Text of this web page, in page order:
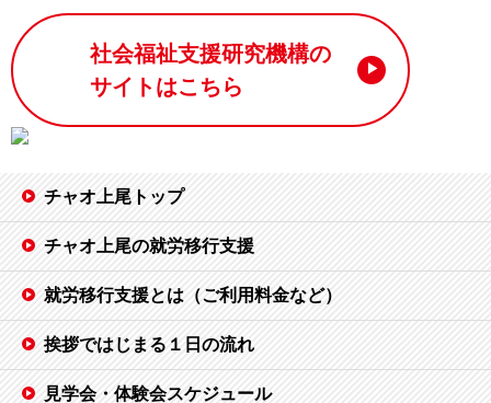
社会福祉支援研究機構の
サイトはこちら
チャオ上尾トップ
チャオ上尾の就労移行支援
就労移行支援とは（ご利用料金など）
挨拶ではじまる１日の流れ
見学会・体験会スケジュール